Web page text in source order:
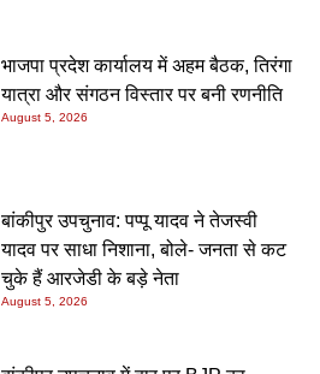
भाजपा प्रदेश कार्यालय में अहम बैठक, तिरंगा
यात्रा और संगठन विस्तार पर बनी रणनीति
August 5, 2026
बांकीपुर उपचुनाव: पप्पू यादव ने तेजस्वी
यादव पर साधा निशाना, बोले- जनता से कट
चुके हैं आरजेडी के बड़े नेता
August 5, 2026